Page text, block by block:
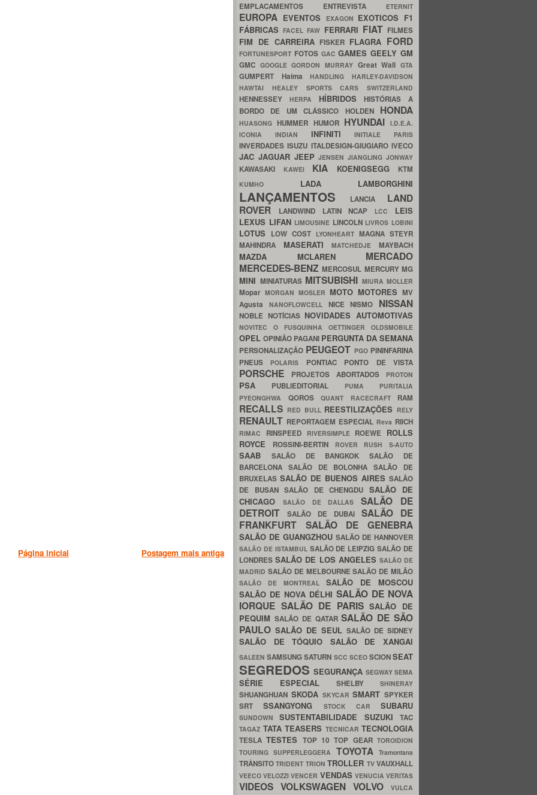
Postagem mais antiga
Página inicial
EMPLACAMENTOS ENTREVISTA ETERNIT
EUROPA EVENTOS EXAGON EXOTICOS F1
FÁBRICASFACELFAW FERRARI FIAT FILMES
FIM DE CARREIRA FISKER FLAGRA FORD
FORTUNESPORT FOTOS GACGAMESGEELYGM
GMC GOOGLEGORDON MURRAY Great WallGTA
GUMPERT HaimaHANDLINGHARLEY-DAVIDSON
HAWTAI HEALEY SPORTS CARS SWITZERLAND
HENNESSEY HERPA HÍBRIDOSHISTÓRIAS A
BORDO DE UM CLÁSSICO HOLDEN HONDA
HUASONGHUMMER HUMOR HYUNDAI I.D.E.A.
ICONIA INDIAN INFINITIINITIALE PARIS
INVERDADESISUZU ITALDESIGN-GIUGIAROIVECO
JAC JAGUAR JEEPJENSENJIANGLINGJONWAY
KAWASAKI KAWEI KIA KOENIGSEGG KTM
KUMHO LADA LAMBORGHINI
LANÇAMENTOS LANCIA LAND
ROVER
LANDWIND LATIN NCAP LCC LEIS
LEXUS LIFAN LIMOUSINE LINCOLN LIVROS LOBINI
LOTUS LOW COST LYONHEART MAGNA STEYR
MAHINDRA MASERATIMATCHEDJEMAYBACH
MAZDA MCLAREN MERCADO
MERCEDES-BENZMERCOSUL MERCURYMG
MINI MINIATURAS MITSUBISHI MIURA MOLLER
Mopar MORGAN MOSLER MOTO MOTORES MV
Agusta NANOFLOWCELL NICENISMO NISSAN
NOBLE NOTÍCIAS NOVIDADES AUTOMOTIVAS
NOVITEC O FUSQUINHA OETTINGER OLDSMOBILE
OPEL OPINIÃO PAGANI PERGUNTA DA SEMANA
PERSONALIZAÇÃO PEUGEOT PGO PININFARINA
PNEUS
POLARIS PONTIAC PONTO DE VISTA
PORSCHE PROJETOS ABORTADOS PROTON
PSA PUBLIEDITORIAL PUMA PURITALIA
PYEONGHWA QOROS QUANT RACECRAFT RAM
RECALLS RED BULL REESTILIZAÇÕES RELY
RENAULT REPORTAGEM ESPECIAL Reva RIICH
RIMAC RINSPEED RIVERSIMPLE ROEWE ROLLS
ROYCE
ROSSINI-BERTIN ROVER RUSH S-AUTO
SAAB SALÃO DE BANGKOKSALÃO DE
BARCELONA SALÃO DE BOLONHASALÃO DE
BRUXELAS SALÃO DE BUENOS AIRES SALÃO
DE BUSAN SALÃO DE CHENGDU SALÃO DE
CHICAGO
SALÃO DE DALLASSALÃO DE
DETROIT
SALÃO DE DUBAI SALÃO DE
FRANKFURT SALÃO DE GENEBRA
SALÃO DE GUANGZHOU SALÃO DE HANNOVER
SALÃO DE ISTAMBUL SALÃO DE LEIPZIGSALÃO DE
LONDRESSALÃO DE LOS ANGELES SALÃO DE
MADRID SALÃO DE MELBOURNESALÃO DE MILÃO
SALÃO DE MONTREAL SALÃO DE MOSCOU
SALÃO DE NOVA DÉLHI SALÃO DE NOVA
IORQUE SALÃO DE PARISSALÃO DE
PEQUIM SALÃO DE QATARSALÃO DE SÃO
PAULO SALÃO DE SEUL SALÃO DE SIDNEY
SALÃO DE TÓQUIO SALÃO DE XANGAI
SALEENSAMSUNGSATURN SCC SCEO SCIONSEAT
SEGREDOSSEGURANÇA SEGWAYSEMA
SÉRIE ESPECIAL SHELBY SHINERAY
SHUANGHUAN SKODA SKYCARSMART SPYKER
SRTSSANGYONG STOCK CAR SUBARU
SUNDOWNSUSTENTABILIDADE SUZUKITAC
TAGAZ TATA TEASERS TECNICAR TECNOLOGIA
TESLATESTES TOP 10TOP GEARTOROIDION
TOURING SUPPERLEGGERA TOYOTATramontana
TRÂNSITOTRIDENT TRIONTROLLER TVVAUXHALL
VEECOVELOZZIVENCER VENDAS VENUCIAVERITAS
VIDEOS VOLKSWAGEN VOLVO
VULCA